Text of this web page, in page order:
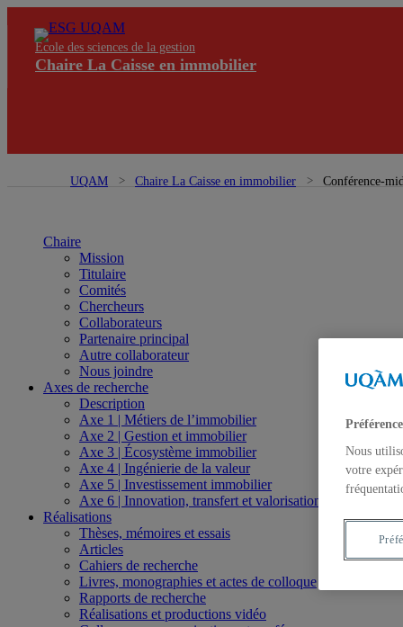
École des sciences de la gestion
Chaire La Caisse en immobilier
UQAM Chaire La Caisse en immobilier Conférence-
Chaire
Mission
Titulaire
Comités
Chercheurs
Collaborateurs
Partenaire principal
Autre collaborateur
Nous joindre
Axes de recherche
Description
Axe 1 | Métiers de l’immobilier
Axe 2 | Gestion et immobilier
Axe 3 | Écosystème immobilier
Axe 4 | Ingénierie de la valeur
Axe 5 | Investissement immobilier
Axe 6 | Innovation, transfert et valorisation
Réalisations
Thèses, mémoires et essais
Articles
Cahiers de recherche
Livres, monographies et actes de colloque
Rapports de recherche
Réalisations et productions vidéo
Nous
votre